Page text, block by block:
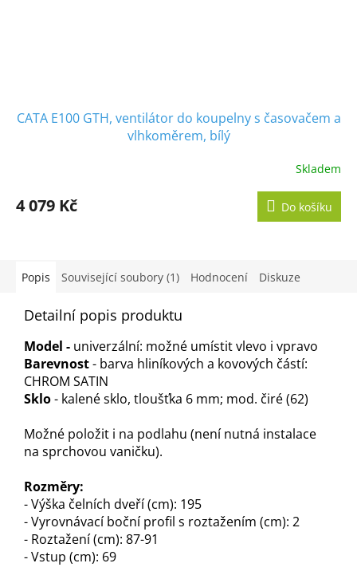
CATA E100 GTH, ventilátor do koupelny s časovačem a
vlhkoměrem, bílý
produktu
je
hvězdiček.
Skladem
4 079 Kč Do košíku
Popis Související soubory (1) Hodnocení Diskuze
Detailní popis produktu
Model - univerzální: možné umístit vlevo i vpravo
Barevnost- barva hliníkových a kovových částí:
CHROM SATIN
Sklo- kalené sklo, tloušťka 6 mm; mod. čiré (62)
Možné položit i na podlahu (není nutná instalace
na sprchovou vaničku).
Rozměry:
- Výška čelních dveří (cm): 195
- Vyrovnávací boční profil s roztažením (cm): 2
- Roztažení (cm): 87-91
- Vstup (cm): 69